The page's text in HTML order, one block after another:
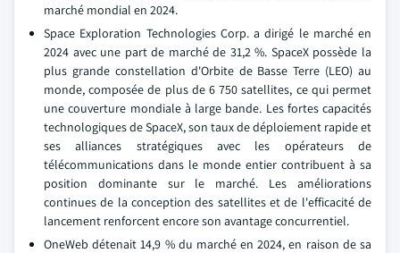
marché mondial en 2024.
Space Exploration Technologies Corp. a dirigé le marché en
2024 avec une part de marché de 31,2 %. SpaceX possède la
plus grande constellation d'Orbite de Basse Terre (LEO) au
monde, composée de plus de 6 750 satellites, ce qui permet
une couverture mondiale à large bande. Les fortes capacités
technologiques de SpaceX, son taux de déploiement rapide et
ses alliances stratégiques avec les opérateurs de
télécommunications dans le monde entier contribuent à sa
position dominante sur le marché. Les améliorations
continues de la conception des satellites et de l'efficacité de
lancement renforcent encore son avantage concurrentiel.
OneWeb détenait 14,9 % du marché en 2024, en raison de sa